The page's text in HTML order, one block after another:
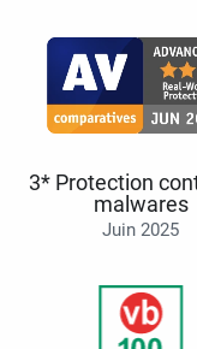
3* Protection
malwares
Juin 2025